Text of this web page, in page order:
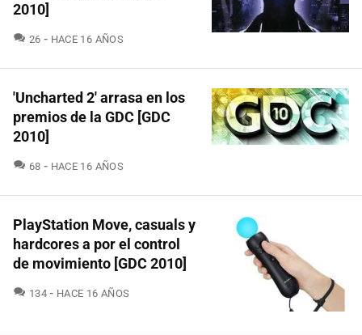
2010]
26 COMENTARIOS
HACE 16 AÑOS
'Uncharted 2' arrasa en los
premios de la GDC [GDC
2010]
68 COMENTARIOS
HACE 16 AÑOS
PlayStation Move, casuals y
hardcores a por el control
de movimiento [GDC 2010]
134 COMENTARIOS
HACE 16 AÑOS